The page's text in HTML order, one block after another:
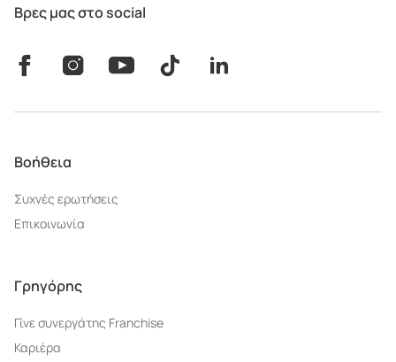
Βρες μας στο social
Βοήθεια
Συχνές ερωτήσεις
Επικοινωνία
Γρηγόρης
Γίνε συνεργάτης Franchise
Καριέρα